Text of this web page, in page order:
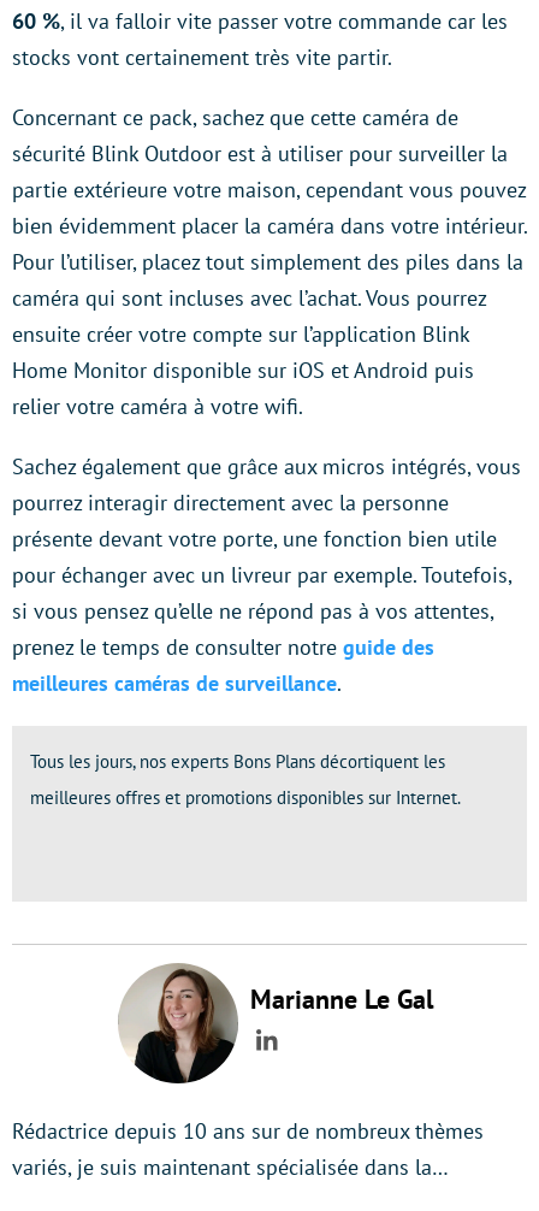
60 %, il va falloir vite passer votre commande car les
stocks vont certainement très vite partir.
Concernant ce pack, sachez que cette caméra de
sécurité Blink Outdoor est à utiliser pour surveiller la
partie extérieure votre maison, cependant vous pouvez
bien évidemment placer la caméra dans votre intérieur.
Pour l’utiliser, placez tout simplement des piles dans la
caméra qui sont incluses avec l’achat. Vous pourrez
ensuite créer votre compte sur l’application Blink
Home Monitor disponible sur iOS et Android puis
relier votre caméra à votre wifi.
Sachez également que grâce aux micros intégrés, vous
pourrez interagir directement avec la personne
présente devant votre porte, une fonction bien utile
pour échanger avec un livreur par exemple. Toutefois,
si vous pensez qu’elle ne répond pas à vos attentes,
prenez le temps de consulter notre guide des
meilleures caméras de surveillance.
Tous les jours, nos experts Bons Plans décortiquent les
meilleures offres et promotions disponibles sur Internet.
Marianne Le Gal
LinkedIn
Rédactrice depuis 10 ans sur de nombreux thèmes
variés, je suis maintenant spécialisée dans la…